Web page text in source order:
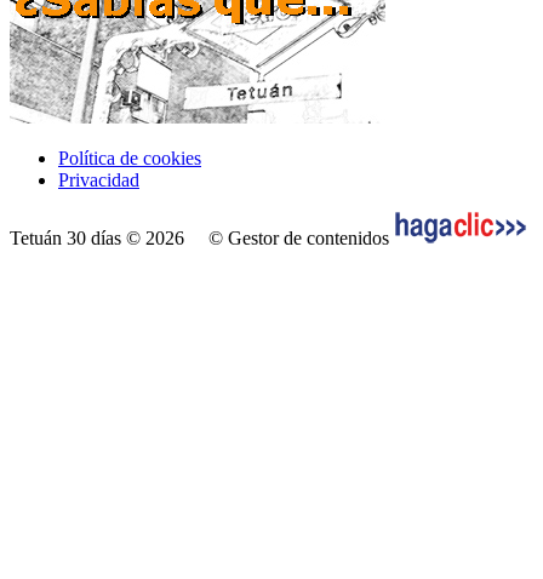
Política de cookies
Privacidad
Tetuán 30 días © 2026 © Gestor de contenidos